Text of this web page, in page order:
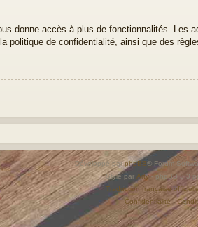
donne accès à plus de fonctionnalités.
de confidentialité, ainsi que des
Développé parphpBB® Forum
Style par Arty- phpBB 3.3
Traduction française
Confidentialité|